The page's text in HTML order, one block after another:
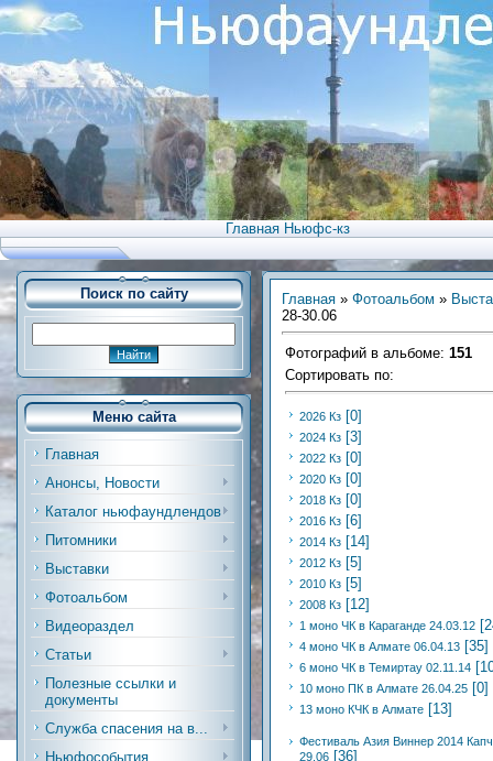
Главная Ньюфс-кз
Поиск по сайту
Меню сайта
Главная
Анонсы, Новости
Каталог ньюфаундлендов
Питомники
Выставки
Фотоальбом
Видеораздел
Статьи
Полезные ссылки и
документы
Служба спасения на в...
Ньюфособытия
Главная » Фотоальбом »
28-30.06
Фотографий в альбоме: 151
Сортировать по:
2026 Кз [0]
2024 Кз [3]
2022 Кз [0]
2020 Кз [0]
2018 Кз [0]
2016 Кз [6]
2014 Кз [14]
2012 Кз [5]
2010 Кз [5]
2008 Кз [12]
1 моно ЧК в Караганде 24.03.12
4 моно ЧК в Алмате 06.04.13 [35]
6 моно ЧК в Темиртау 02.11.14
10 моно ПК в Алмате 26.04.25 [0]
13 моно КЧК в Алмате [13]
Фестиваль Азия Виннер 2014
29.06 [36]